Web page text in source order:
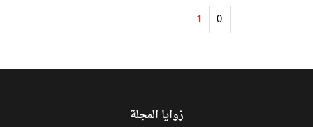
0
1
زوايا المجلة